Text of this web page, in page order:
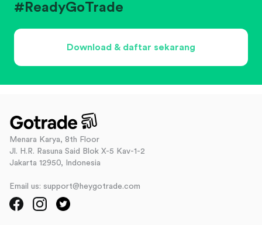
#ReadyGoTrade
Download & daftar sekarang
Menara Karya, 8th Floor
Jl. H.R. Rasuna Said Blok X-5 Kav-1-2
Jakarta 12950, Indonesia
Email us: support@heygotrade.com